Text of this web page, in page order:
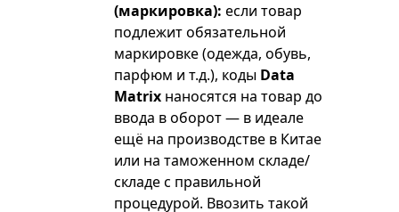
(маркировка): если товар
подлежит обязательной
маркировке (одежда, обувь,
парфюм и т.д.), коды Data
Matrix наносятся на товар до
ввода в оборот — в идеале
ещё на производстве в Китае
или на таможенном складе/
складе с правильной
процедурой. Ввозить такой